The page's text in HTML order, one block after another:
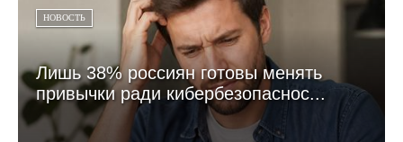
НОВОСТЬ
Лишь 38% россиян готовы менять
привычки ради кибербезопаснос...